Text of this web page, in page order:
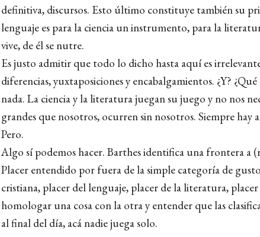
definitiva, discursos. Esto último constituye también su
lenguaje es para la ciencia un instrumento, para la
vive, de él se nutre.
Es justo admitir que todo lo dicho hasta aquí es
diferencias, yuxtaposiciones y encabalgamientos. ¿Y?
nada. La ciencia y la literatura juegan su juego y no nos
grandes que nosotros, ocurren sin nosotros. Siempre hay
Pero.
Algo sí podemos hacer. Barthes identifica una frontera a
Placer entendido por fuera de la simple categoría de
cristiana, placer del lenguaje, placer de la literatura,
homologar una cosa con la otra y entender que las
al final del día, acá nadie juega solo.